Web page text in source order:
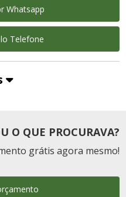
Whatsapp
Telefone
O QUE PROCURAVA?
grátis agora mesmo!